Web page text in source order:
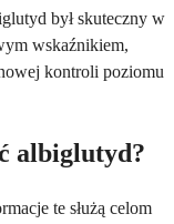
był skuteczny w
wskaźnikiem,
kontroli poziomu
albiglutyd?
te służą celom